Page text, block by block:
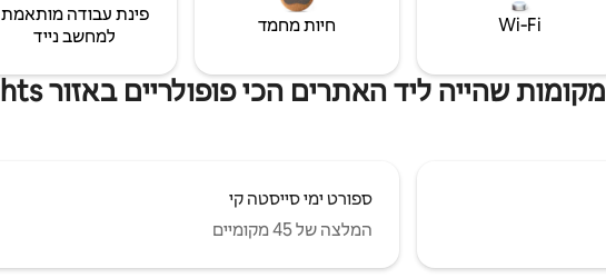
Wi‑Fi חיות מחמד
פינת עבודה מותאמת
למחשב נייד
מקומות שהייה ליד האתרים הכי פופולריים באזור Ridge Wood Heights
ספורט ימי סייסטה קי
המלצה של 45 מקומיים